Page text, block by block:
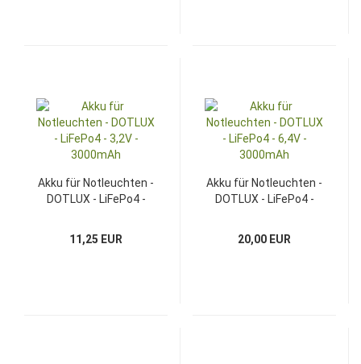
Akku für Notleuchten -
DOTLUX - LiFePo4 -
11,25 EUR
Akku für Notleuchten -
DOTLUX - LiFePo4 -
20,00 EUR